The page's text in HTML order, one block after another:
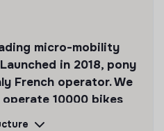
micro-mobility
in 2018, pony
French operator. We
10000 bikes
cities